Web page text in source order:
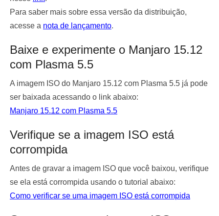
Para saber mais sobre essa versão da distribuição,
acesse a nota de lançamento.
Baixe e experimente o Manjaro 15.12
com Plasma 5.5
A imagem ISO do Manjaro 15.12 com Plasma 5.5 já pode
ser baixada acessando o link abaixo:
Manjaro 15.12 com Plasma 5.5
Verifique se a imagem ISO está
corrompida
Antes de gravar a imagem ISO que você baixou, verifique
se ela está corrompida usando o tutorial abaixo:
Como verificar se uma imagem ISO está corrompida